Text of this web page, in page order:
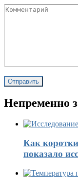
Непременно
Как
показало